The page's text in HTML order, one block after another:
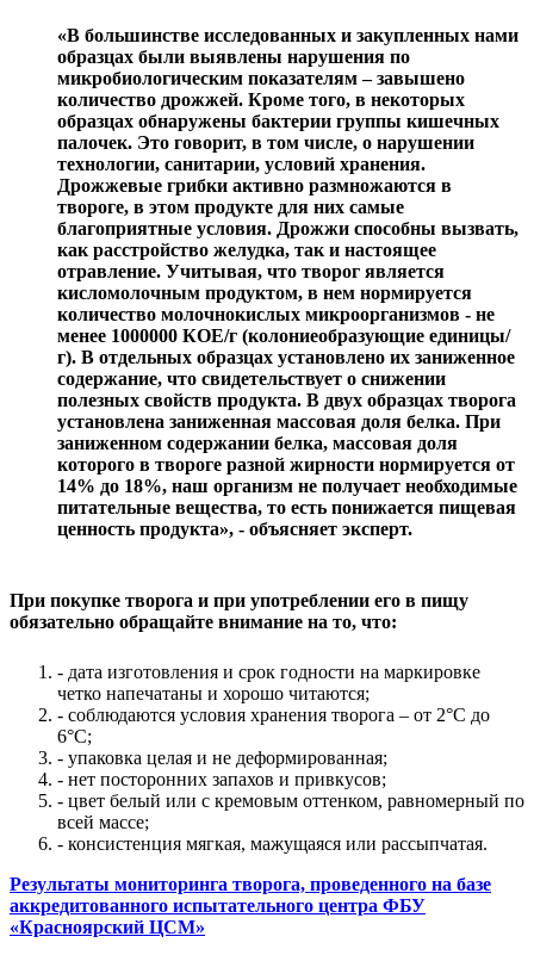
«В большинстве исследованных и закупленных нами
образцах были выявлены нарушения по
микробиологическим показателям – завышено
количество дрожжей. Кроме того, в некоторых
образцах обнаружены бактерии группы кишечных
палочек. Это говорит, в том числе, о нарушении
технологии, санитарии, условий хранения.
Дрожжевые грибки активно размножаются в
твороге, в этом продукте для них самые
благоприятные условия. Дрожжи способны вызвать,
как расстройство желудка, так и настоящее
отравление. Учитывая, что творог является
кисломолочным продуктом, в нем нормируется
количество молочнокислых микроорганизмов - не
менее 1000000 КОЕ/г (колониеобразующие единицы/
г). В отдельных образцах установлено их заниженное
содержание, что свидетельствует о снижении
полезных свойств продукта. В двух образцах творога
установлена заниженная массовая доля белка. При
заниженном содержании белка, массовая доля
которого в твороге разной жирности нормируется от
14% до 18%, наш организм не получает необходимые
питательные вещества, то есть понижается пищевая
ценность продукта», - объясняет эксперт.
При покупке творога и при употреблении его в пищу
обязательно обращайте внимание на то, что:
- дата изготовления и срок годности на маркировке
четко напечатаны и хорошо читаются;
- соблюдаются условия хранения творога – от 2°С до
6°С;
- упаковка целая и не деформированная;
- нет посторонних запахов и привкусов;
- цвет белый или с кремовым оттенком, равномерный по
всей массе;
- консистенция мягкая, мажущаяся или рассыпчатая.
Результаты мониторинга творога, проведенного на базе
аккредитованного испытательного центра ФБУ
«Красноярский ЦСМ»